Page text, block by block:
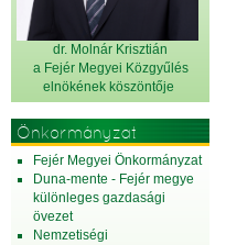
dr. Molnár Krisztián
a Fejér Megyei Közgyűlés
elnökének köszöntője
Önkormányzat
Fejér Megyei Önkormányzat
Duna-mente - Fejér megye
különleges gazdasági
övezet
Nemzetiségi